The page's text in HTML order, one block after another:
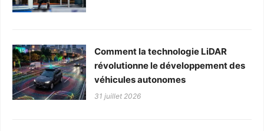
Comment la technologie LiDAR
révolutionne le développement des
véhicules autonomes
31 juillet 2026